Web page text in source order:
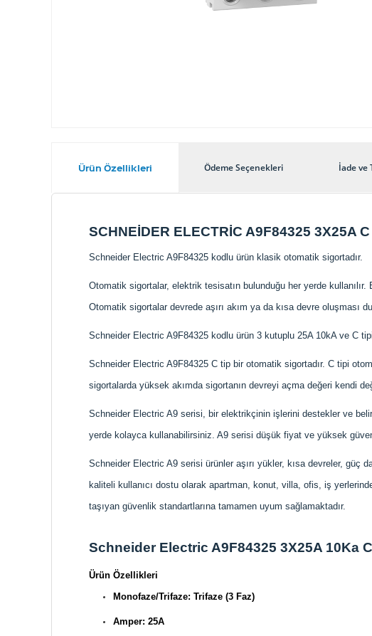
Ürün Özellikleri Ödeme Seçenekleri İade ve
SCHNEİDER ELECTRİC A9F84325 3X25A
Schneider Electric A9F84325 kodlu ürün klasik otomatik sigortadır.
Otomatik sigortalar, elektrik tesisatın bulunduğu her yerde
Otomatik sigortalar devrede aşırı akım ya da kısa devre oluşması
Schneider Electric A9F84325 kodlu ürün 3 kutuplu 25A 10kA ve C
Schneider Electric A9F84325 C tip bir otomatik sigortadır. C tipi
sigortalarda yüksek akımda sigortanın devreyi açma değeri kendi
Schneider Electric A9 serisi, bir elektrikçinin işlerini destekler ve
yerde kolayca kullanabilirsiniz. A9 serisi düşük fiyat ve yüksek
Schneider Electric A9 serisi ürünler aşırı yükler, kısa devreler, güç
kaliteli kullanıcı dostu olarak apartman, konut, villa, ofis, iş
taşıyan güvenlik standartlarına tamamen uyum sağlamaktadır.
Schneider Electric A9F84325 3X25A 10Ka
Ürün Özellikleri
Monofaze/Trifaze: Trifaze (3 Faz)
Amper: 25A